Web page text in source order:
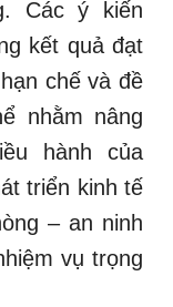
Các ý kiến
kết quả đạt
chế và đề
nhằm nâng
hành của
triển kinh tế
– an ninh
vụ trọng